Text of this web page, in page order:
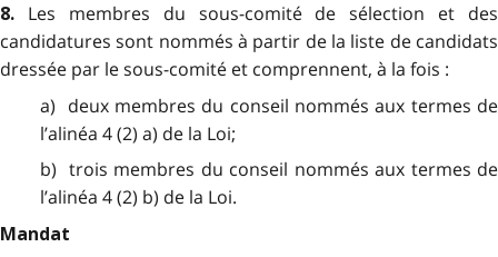
8. Les membres du sous-comité de sélection et des
candidatures sont nommés à partir de la liste de candidats
dressée par le sous-comité et comprennent, à la fois :
a) deux membres du conseil nommés aux termes de
l’alinéa 4 (2) a) de la Loi;
b) trois membres du conseil nommés aux termes de
l’alinéa 4 (2) b) de la Loi.
Mandat